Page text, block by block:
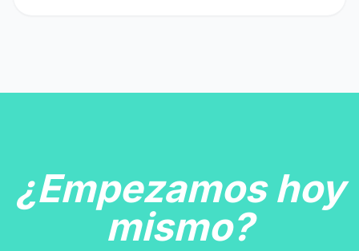
¿Empezamos hoy
mismo?